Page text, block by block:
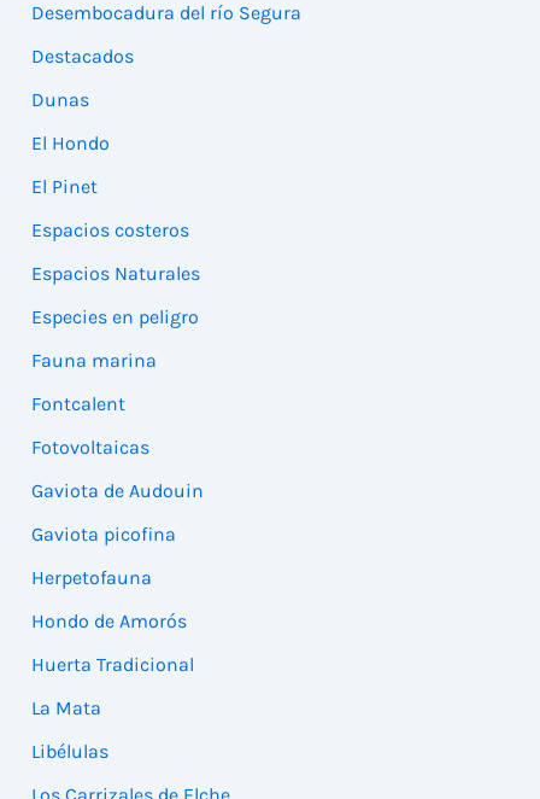
Desembocadura del río Segura
Destacados
Dunas
El Hondo
El Pinet
Espacios costeros
Espacios Naturales
Especies en peligro
Fauna marina
Fontcalent
Fotovoltaicas
Gaviota de Audouin
Gaviota picofina
Herpetofauna
Hondo de Amorós
Huerta Tradicional
La Mata
Libélulas